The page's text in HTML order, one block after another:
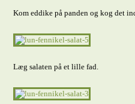
Kom eddike på panden og kog det
Læg salaten på et lille fad.